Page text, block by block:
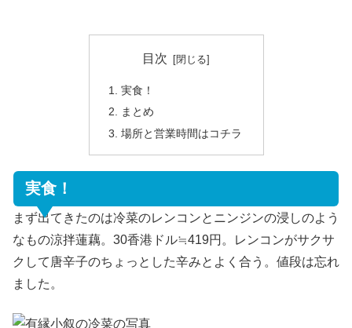
目次
実食！
まとめ
場所と営業時間はコチラ
実食！
まず出てきたのは冷菜のレンコンとニンジンの浸しのよう
なもの涼拌蓮藕。30香港ドル≒419円。レンコンがサクサ
クして唐辛子のちょっとした辛みとよく合う。値段は忘れ
ました。